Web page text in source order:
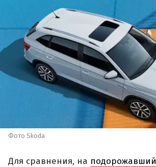
Фото Skoda
Для сравнения, на подорожавший